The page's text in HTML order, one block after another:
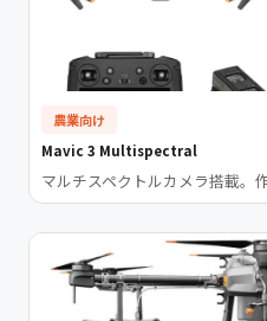
農業向け
Mavic 3 Multispectral
マルチスペクトルカメラ搭載。